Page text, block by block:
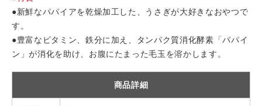
●新鮮なパパイアを乾燥加工した、うさぎが大好きなおやつで
す。
●豊富なビタミン、鉄分に加え、タンパク質消化酵素「パパイ
ン」が消化を助け、お腹にたまった毛玉を溶かします。
商品詳細